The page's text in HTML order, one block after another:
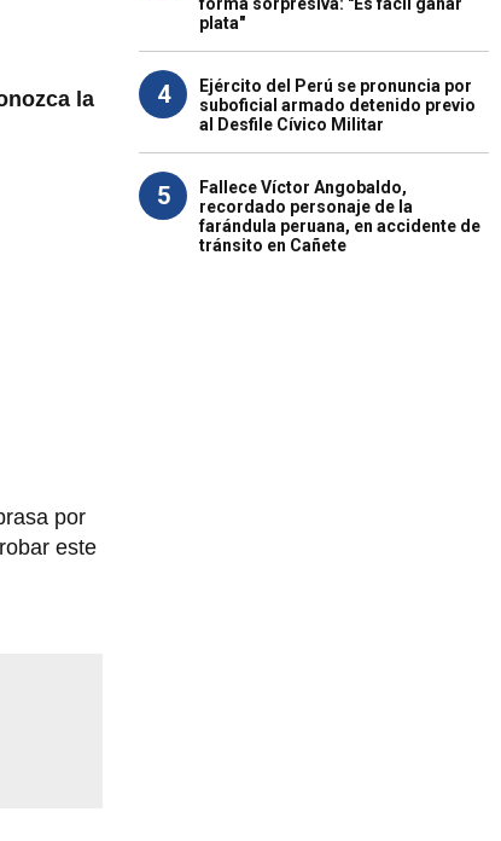
la
por
este
plata"
4
Ejército del Perú se pronuncia por
suboficial armado detenido previo
al Desfile Cívico Militar
5
Fallece Víctor Angobaldo,
recordado personaje de la
farándula peruana, en accidente de
tránsito en Cañete